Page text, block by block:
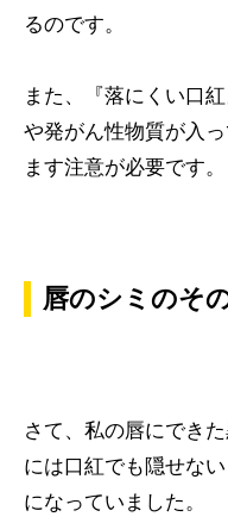
るのです。
また、『落にくい口
や発がん性物質が入
ます注意が必要です。
唇のシミのそ
さて、私の唇にでき
には口紅でも隠せな
になっていました。